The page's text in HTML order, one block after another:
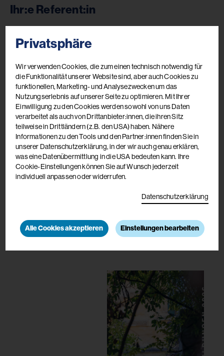
Ihr:e Referent:in
SR Ingeborg Wolfmayr
Erwachsenenbildnerin, 40 Jahre lang Erfahrung
mit Kindern, Jugendlichen und Erwachsenen mit
Behinderungen in Schulen, Wohneinrichtungen
und in der Tagesbetreuung, langjährig Lehrende in
Privatsphäre
Wir verwenden Cookies, die zum einen technisch notwendig für
die Funktionalität unserer Website sind, aber auch Cookies zu
funktionellen, Marketing- und Analysezwecken um das
Nutzungserlebnis auf unserer Seite zu optimieren. Mit Ihrer
Einwilligung zu den Cookies werden sowohl von uns Daten
verarbeitet als auch von Drittanbieter:innen, die ihren Sitz
teilweise in Drittländern (z.B. den USA) haben. Nähere
Informationen zu den Tools und den Partner:innen finden Sie in
unserer Datenschutzerklärung, in der wir auch genau erklären,
was eine Datenübermittlung in die USA bedeuten kann. Ihre
Cookie-Einstellungen können Sie auf Wunsch jederzeit
individuell anpassen oder widerrufen.
Datenschutzerklärung
Alle Cookies akzeptieren Einstellungen bearbeiten